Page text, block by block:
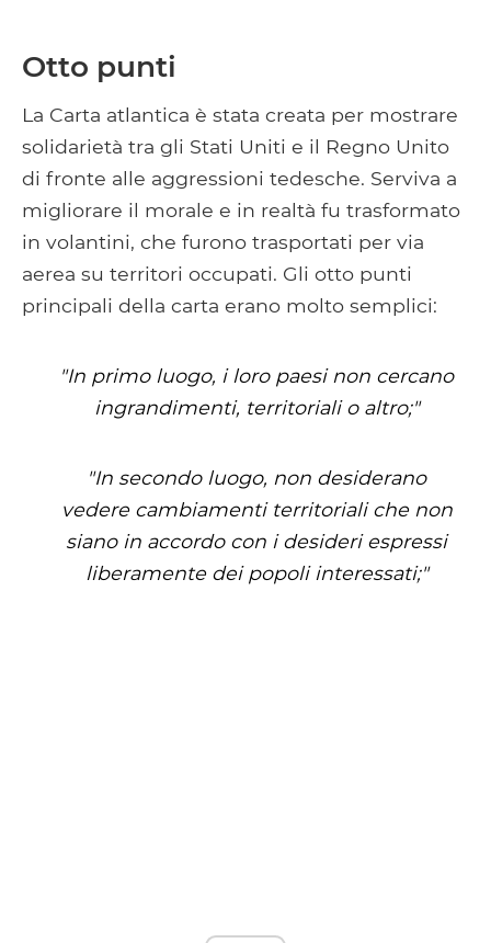
Otto punti
La Carta atlantica è stata creata per mostrare
solidarietà tra gli Stati Uniti e il Regno Unito
di fronte alle aggressioni tedesche. Serviva a
migliorare il morale e in realtà fu trasformato
in volantini, che furono trasportati per via
aerea su territori occupati. Gli otto punti
principali della carta erano molto semplici:
"In primo luogo, i loro paesi non cercano
ingrandimenti, territoriali o altro;"
"In secondo luogo, non desiderano
vedere cambiamenti territoriali che non
siano in accordo con i desideri espressi
liberamente dei popoli interessati;"